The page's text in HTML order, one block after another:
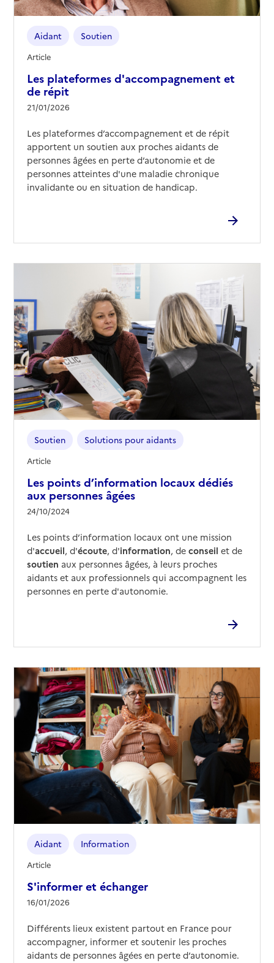
Les plateformes d'accompagnement et
de répit
21/01/2026
Aidant Soutien
Article
Les plateformes d’accompagnement et de répit
apportent un soutien aux proches aidants de
personnes âgées en perte d’autonomie et de
personnes atteintes d'une maladie chronique
invalidante ou en situation de handicap.
Les points d’information locaux dédiés
aux personnes âgées
24/10/2024
Soutien Solutions pour aidants
Article
Les points d’information locaux ont une mission
d'accueil, d'écoute, d'information, de conseil et de
soutien aux personnes âgées, à leurs proches
aidants et aux professionnels qui accompagnent les
personnes en perte d'autonomie.
S'informer et échanger
16/01/2026
Aidant Information
Article
Différents lieux existent partout en France pour
accompagner, informer et soutenir les proches
aidants de personnes âgées en perte d’autonomie.